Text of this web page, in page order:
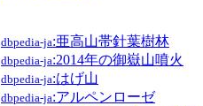
dbpedia-ja:亜高山帯針葉樹林
dbpedia-ja:2014年の御嶽山噴火
dbpedia-ja:はげ山
dbpedia-ja:アルペンローゼ